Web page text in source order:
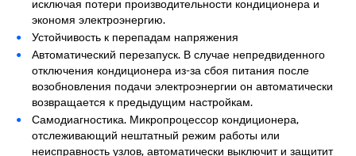
исключая потери производительности кондиционера и
экономя электроэнергию.
Устойчивость к перепадам напряжения
Автоматический перезапуск. В случае непредвиденного
отключения кондиционера из-за сбоя питания после
возобновления подачи электроэнергии он автоматически
возвращается к предыдущим настройкам.
Самодиагностика. Микропроцессор кондиционера,
отслеживающий нештатный режим работы или
неисправность узлов, автоматически выключит и защитит